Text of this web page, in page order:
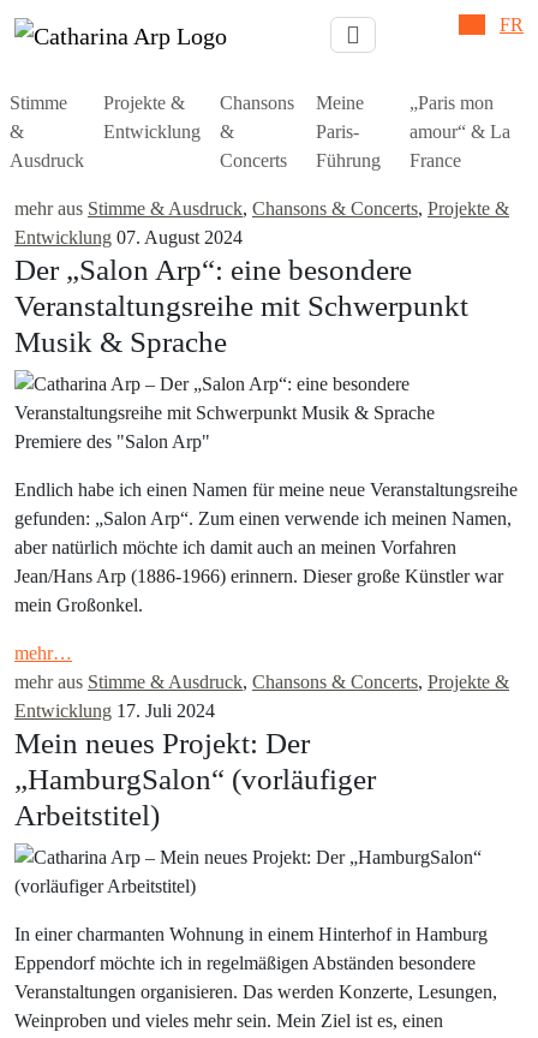
FR
Stimme
&
Ausdruck
Projekte &
Entwicklung
Chansons
&
Concerts
Meine
Paris-
Führung
„Paris mon
amour“ & La
France
mehr aus Stimme & Ausdruck, Chansons & Concerts, Projekte &
Entwicklung 07. August 2024
Der „Salon Arp“: eine besondere
Veranstaltungsreihe mit Schwerpunkt
Musik & Sprache
Premiere des "Salon Arp"
Endlich habe ich einen Namen für meine neue Veranstaltungsreihe
gefunden: „Salon Arp“. Zum einen verwende ich meinen Namen,
aber natürlich möchte ich damit auch an meinen Vorfahren
Jean/Hans Arp (1886-1966) erinnern. Dieser große Künstler war
mein Großonkel.
mehr…
mehr aus Stimme & Ausdruck, Chansons & Concerts, Projekte &
Entwicklung 17. Juli 2024
Mein neues Projekt: Der
„HamburgSalon“ (vorläufiger
Arbeitstitel)
In einer charmanten Wohnung in einem Hinterhof in Hamburg
Eppendorf möchte ich in regelmäßigen Abständen besondere
Veranstaltungen organisieren. Das werden Konzerte, Lesungen,
Weinproben und vieles mehr sein. Mein Ziel ist es, einen